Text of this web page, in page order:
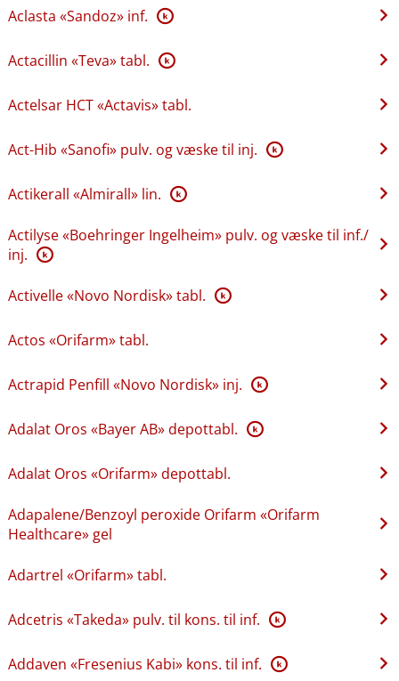
Aclasta «Sandoz» inf. K
Actacillin «Teva» tabl. K
Actelsar HCT «Actavis» tabl.
Act-Hib «Sanofi» pulv. og væske til inj. K
Actikerall «Almirall» lin. K
Actilyse «Boehringer Ingelheim» pulv. og væske til inf.​/​
inj. K
Activelle «Novo Nordisk» tabl. K
Actos «Orifarm» tabl.
Actrapid Penfill «Novo Nordisk» inj. K
Adalat Oros «Bayer AB» depottabl. K
Adalat Oros «Orifarm» depottabl.
Adapalene​/​Benzoyl peroxide Orifarm «Orifarm
Healthcare» gel
Adartrel «Orifarm» tabl.
Adcetris «Takeda» pulv. til kons. til inf. K
Addaven «Fresenius Kabi» kons. til inf. K